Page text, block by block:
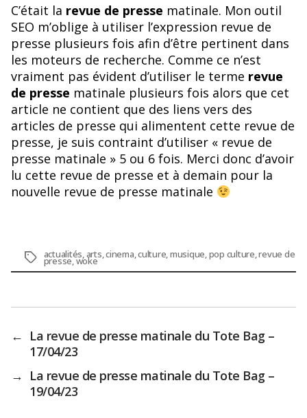
C’était la revue de presse matinale. Mon outil
SEO m’oblige à utiliser l’expression revue de
presse plusieurs fois afin d’être pertinent dans
les moteurs de recherche. Comme ce n’est
vraiment pas évident d’utiliser le terme revue
de presse matinale plusieurs fois alors que cet
article ne contient que des liens vers des
articles de presse qui alimentent cette revue de
presse, je suis contraint d’utiliser « revue de
presse matinale » 5 ou 6 fois. Merci donc d’avoir
lu cette revue de presse et à demain pour la
nouvelle revue de presse matinale
Étiquettes
actualités, arts,cinema,culture,musique,pop culture,revue de
presse,woke
← La revue de presse matinale du Tote Bag –
17/04/23
→ La revue de presse matinale du Tote Bag –
19/04/23